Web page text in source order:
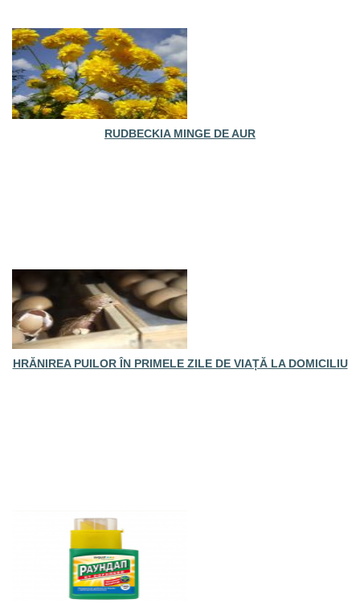
RUDBECKIA MINGE DE AUR
HRĂNIREA PUILOR ÎN PRIMELE ZILE DE VIAȚĂ LA DOMICILIU